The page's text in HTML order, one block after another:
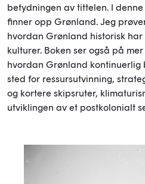
betydningen av tittelen. I
finner opp Grønland. Jeg
hvordan Grønland historisk
kulturer. Boken ser også på
hvordan Grønland kontinuerlig
sted for ressursutvinning,
og kortere skipsruter,
utviklingen av et postkolonialt